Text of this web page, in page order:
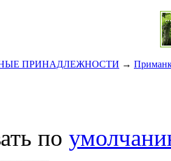
ПРИНАДЛЕЖНОСТИ →
по